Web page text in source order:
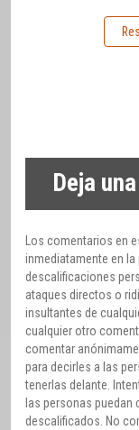
Deja
Los comentarios en
inmediatamente en la
descalificaciones
ataques directos o
insultantes de
cualquier otro
comentar
para decirles a las
tenerlas delante.
las personas
descalificados. No